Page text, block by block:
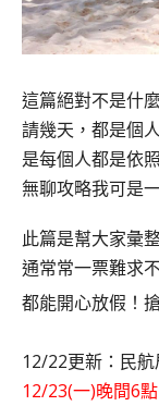
這篇絕對不是什
請幾天，都是個
是每個人都是依
無聊攻略我可是
此篇是幫大家彙
通常常一票難求
都能開心放假！
12/22更新：民
12/23(一)晚間6